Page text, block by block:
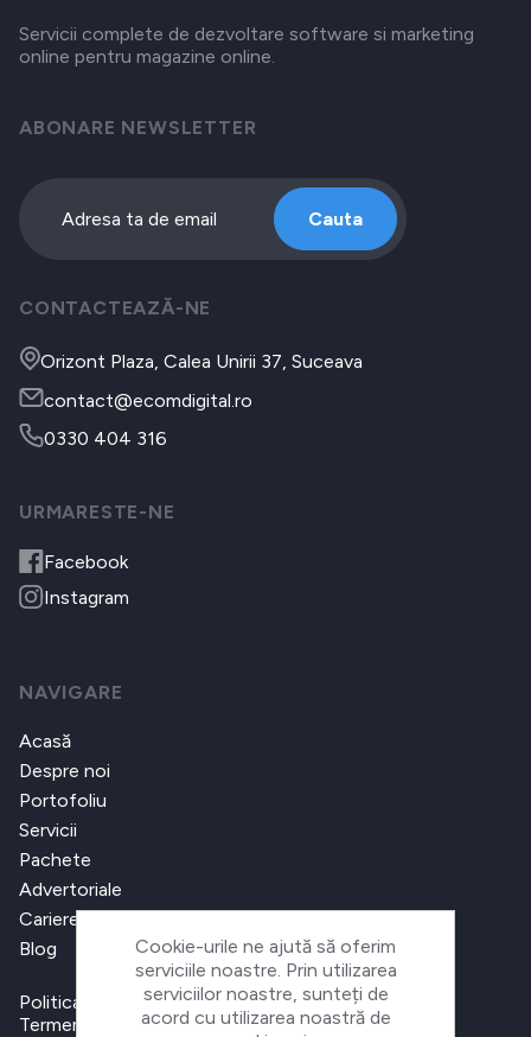
Servicii complete de dezvoltare software si marketing
online pentru magazine online.
ABONARE NEWSLETTER
Cauta
CONTACTEAZĂ-NE
Orizont Plaza, Calea Unirii 37, Suceava
contact@ecomdigital.ro
0330 404 316
URMARESTE-NE
Facebook
Instagram
NAVIGARE
Acasă
Despre noi
Portofoliu
Servicii
Pachete
Advertoriale
Cariere
Blog
Politica de confidențialitate
Termeni și condiții
Cookie-urile ne ajută să oferim
serviciile noastre. Prin utilizarea
serviciilor noastre, sunteți de
acord cu utilizarea noastră de